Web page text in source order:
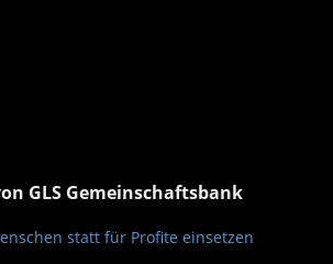
GLS Gemeinschaftsbank
statt für Profite einsetzen